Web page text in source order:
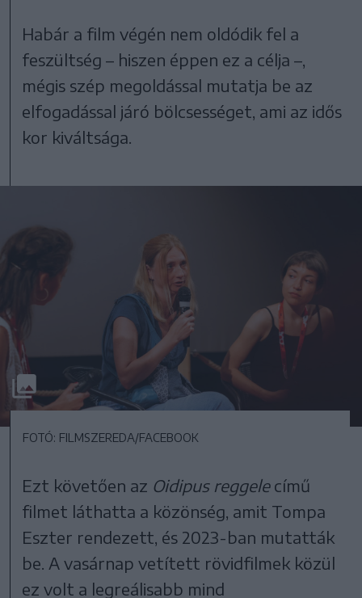
Habár a film végén nem oldódik fel a
feszültség – hiszen éppen ez a célja –,
mégis szép megoldással mutatja be az
elfogadással járó bölcsességet, ami az idős
kor kiváltsága.
FOTÓ: FILMSZEREDA/FACEBOOK
Ezt követően az Oidipus reggelecímű
filmet láthatta a közönség, amit Tompa
Eszter rendezett, és 2023-ban mutatták
be. A vasárnap vetített rövidfilmek közül
ez volt a legreálisabb mind